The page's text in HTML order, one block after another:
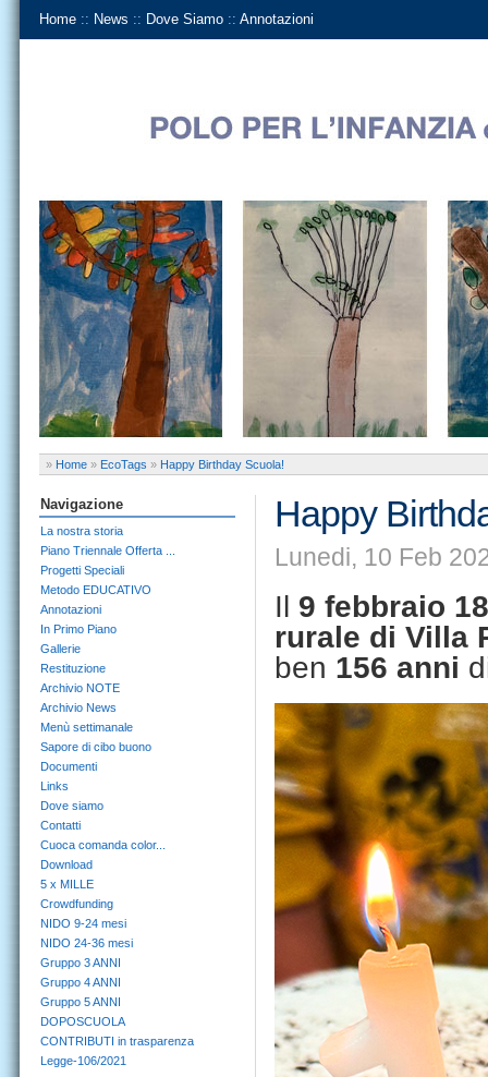
Home :: News :: Dove Siamo :: Annotazioni
» Home » EcoTags » Happy Birthday Scuola!
Happy
Lunedi, 10 Feb
Il 9 febbraio
rurale di Villa
ben 156 anni
Navigazione
La nostra storia
Piano Triennale Offerta ...
Progetti Speciali
Metodo EDUCATIVO
Annotazioni
In Primo Piano
Gallerie
Restituzione
Archivio NOTE
Archivio News
Menù settimanale
Sapore di cibo buono
Documenti
Links
Dove siamo
Contatti
Cuoca comanda color...
Download
5 x MILLE
Crowdfunding
NIDO 9-24 mesi
NIDO 24-36 mesi
Gruppo 3 ANNI
Gruppo 4 ANNI
Gruppo 5 ANNI
DOPOSCUOLA
CONTRIBUTI in trasparenza
Legge-106/2021